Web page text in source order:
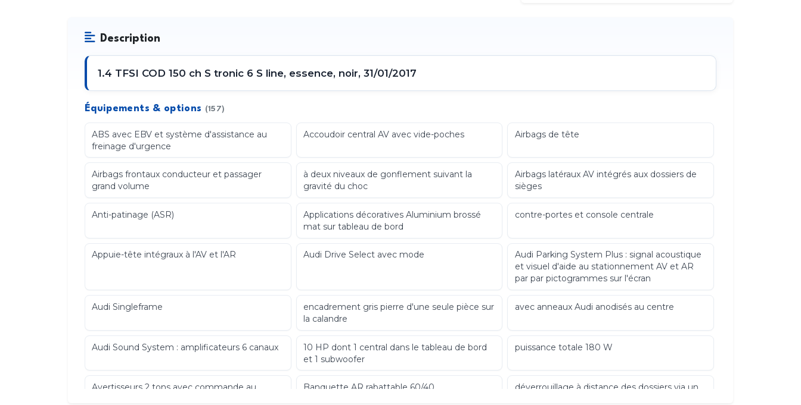
Description
1.4 TFSI COD 150 ch S tronic 6 S line, essence, noir, 31/01/2017
Équipements & options (157)
ABS avec EBV et système d'assistance au
freinage d'urgence
Accoudoir central AV avec vide-poches Airbags de tête
Airbags frontaux conducteur et passager
grand volume
à deux niveaux de gonflement suivant la
gravité du choc
Airbags latéraux AV intégrés aux dossiers de
sièges
Anti-patinage (ASR)
Applications décoratives Aluminium brossé
mat sur tableau de bord
contre-portes et console centrale
Appuie-tête intégraux à l'AV et l'AR Audi Drive Select avec mode
Audi Parking System Plus : signal acoustique
et visuel d'aide au stationnement AV et AR
par par pictogrammes sur l'écran
Audi Singleframe
encadrement gris pierre d'une seule pièce sur
la calandre
avec anneaux Audi anodisés au centre
Audi Sound System : amplificateurs 6 canaux
10 HP dont 1 central dans le tableau de bord
et 1 subwoofer
puissance totale 180 W
Avertisseurs 2 tons avec commande au
Banquette AR rabattable 60/40
déverrouillage à distance des dossiers via un